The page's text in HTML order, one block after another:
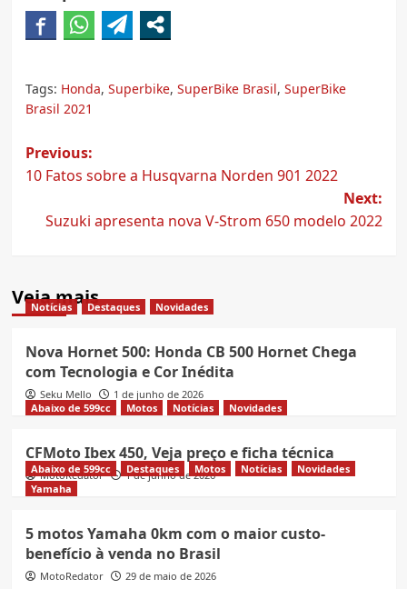
Tags: Honda, Superbike, SuperBike Brasil, SuperBike
Brasil 2021
Post
navigation
Previous:
10 Fatos sobre a Husqvarna Norden 901 2022
Next:
Suzuki apresenta nova V-Strom 650 modelo 2022
Veja mais
Notícias Destaques Novidades
Nova Hornet 500: Honda CB 500 Hornet Chega
com Tecnologia e Cor Inédita
Seku Mello
1 de junho de 2026
Abaixo de 599cc
Motos Notícias Novidades
CFMoto Ibex 450, Veja preço e ficha técnica
MotoRedator 1 de junho de 2026
Abaixo de 599cc Destaques Motos Notícias
Novidades
Yamaha
5 motos Yamaha 0km com o maior custo-
benefício à venda no Brasil
MotoRedator 29 de maio de 2026